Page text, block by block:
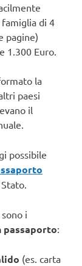
di 4
pagine)
1.300 Euro.
la
paesi
il
possibile
i
passaporto:
(es. carta